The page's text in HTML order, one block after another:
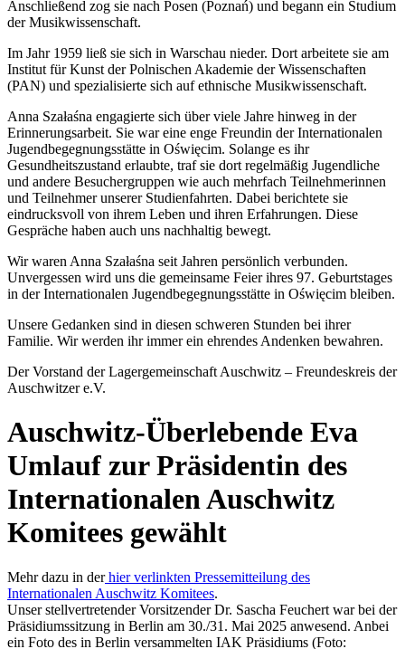
Anschließend zog sie nach Posen (Poznań) und begann ein Studium
der Musikwissenschaft.
Im Jahr 1959 ließ sie sich in Warschau nieder. Dort arbeitete sie am
Institut für Kunst der Polnischen Akademie der Wissenschaften
(PAN) und spezialisierte sich auf ethnische Musikwissenschaft.
Anna Szałaśna engagierte sich über viele Jahre hinweg in der
Erinnerungsarbeit. Sie war eine enge Freundin der Internationalen
Jugendbegegnungsstätte in Oświęcim. Solange es ihr
Gesundheitszustand erlaubte, traf sie dort regelmäßig Jugendliche
und andere Besuchergruppen wie auch mehrfach Teilnehmerinnen
und Teilnehmer unserer Studienfahrten. Dabei berichtete sie
eindrucksvoll von ihrem Leben und ihren Erfahrungen. Diese
Gespräche haben auch uns nachhaltig bewegt.
Wir waren Anna Szałaśna seit Jahren persönlich verbunden.
Unvergessen wird uns die gemeinsame Feier ihres 97. Geburtstages
in der Internationalen Jugendbegegnungsstätte in Oświęcim bleiben.
Unsere Gedanken sind in diesen schweren Stunden bei ihrer
Familie. Wir werden ihr immer ein ehrendes Andenken bewahren.
Der Vorstand der Lagergemeinschaft Auschwitz – Freundeskreis der
Auschwitzer e.V.
Auschwitz-Überlebende Eva
Umlauf zur Präsidentin des
Internationalen Auschwitz
Komitees gewählt
Mehr dazu in derhier verlinkten Pressemitteilung des
Internationalen Auschwitz Komitees.
Unser stellvertretender Vorsitzender Dr. Sascha Feuchert war bei der
Präsidiumssitzung in Berlin am 30./31. Mai 2025 anwesend. Anbei
ein Foto des in Berlin versammelten IAK Präsidiums (Foto: